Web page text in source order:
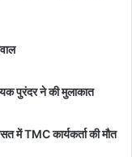
पुरंदर ने की मुलाकात
में TMC कार्यकर्ता की मौत